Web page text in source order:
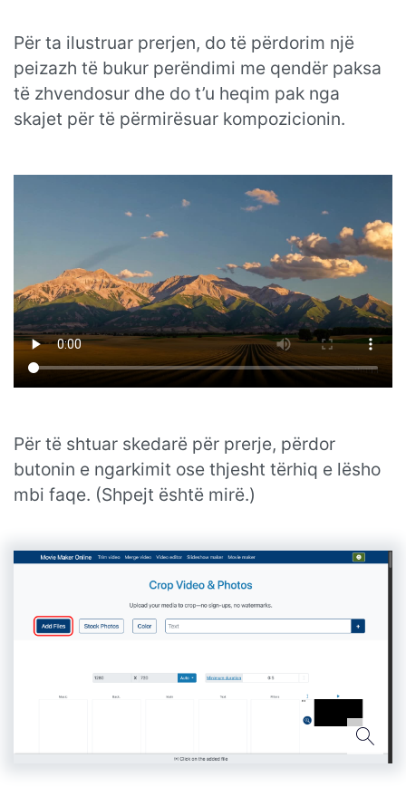
Për ta ilustruar prerjen, do të përdorim një
peizazh të bukur perëndimi me qendër paksa
të zhvendosur dhe do t’u heqim pak nga
skajet për të përmirësuar kompozicionin.
Për të shtuar skedarë për prerje, përdor
butonin e ngarkimit ose thjesht tërhiq e lësho
mbi faqe. (Shpejt është mirë.)